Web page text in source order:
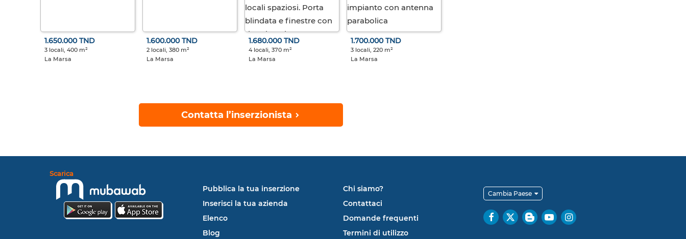
1.650.000 TND
3 locali, 400 m²
La Marsa
1.600.000 TND
2 locali, 380 m²
La Marsa
1.680.000 TND
4 locali, 370 m²
La Marsa
1.700.000 TND
3 locali, 220 m²
La Marsa
Contatta l’inserzionista
Scarica
Pubblica la tua inserzione
Inserisci la tua azienda
Elenco
Blog
Chi siamo?
Contattaci
Domande frequenti
Termini di utilizzo
Cambia Paese